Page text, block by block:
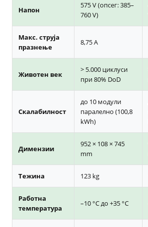
Напон
575 V (опсег: 385–
760 V)
Макс. струја
празнење
8,75 A
Животен век
> 5.000 циклуси
при 80% DoD
Скалабилност
до 10 модули
паралелно (100,8
kWh)
Димензии
952 × 108 × 745
mm
Тежина 123 kg
Работна
температура
–10 °C до +35 °C